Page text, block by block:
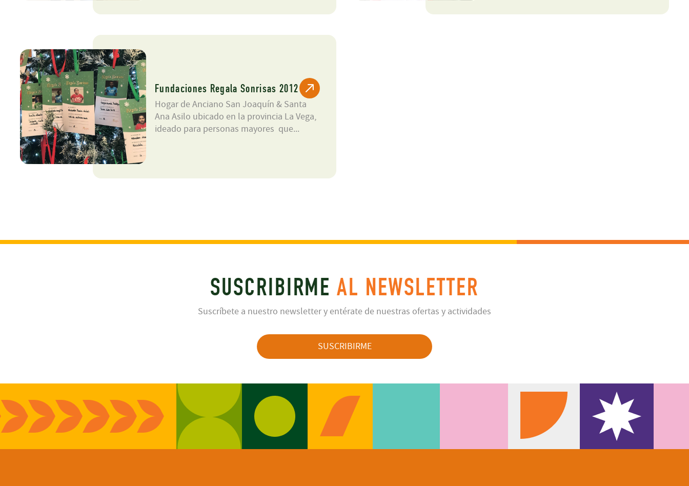
Fundaciones Regala Sonrisas 2012
Hogar de Anciano San Joaquín & Santa
Ana Asilo ubicado en la provincia La Vega,
ideado para personas mayores que...
SUSCRIBIRMEAL NEWSLETTER
Suscríbete a nuestro newsletter y entérate de nuestras ofertas y actividades
SUSCRIBIRME